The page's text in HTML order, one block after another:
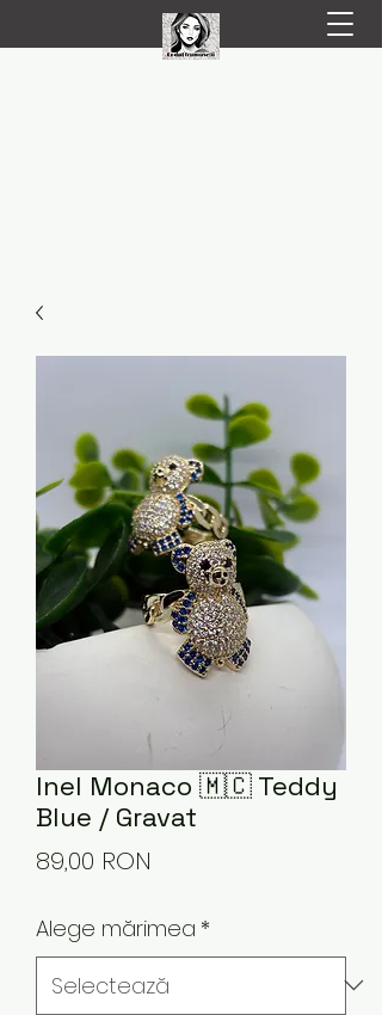
Inel Monaco 🇲🇨 Teddy
Blue / Gravat
89,00 RON
Alege mărimea *